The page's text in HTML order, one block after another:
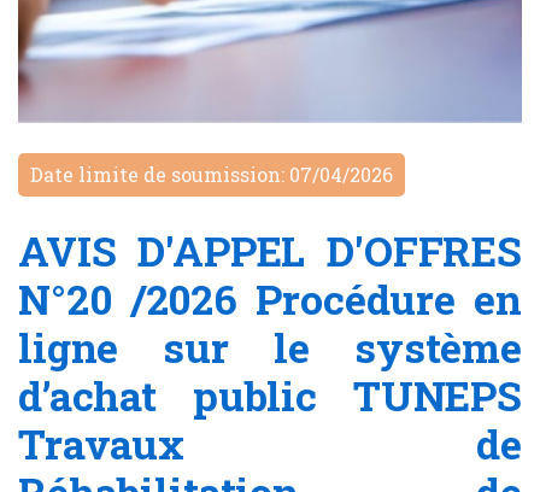
Date limite de soumission: 07/04/2026
AVIS D'APPEL D'OFFRES
N°20 /2026 Procédure en
ligne sur le système
d’achat public TUNEPS
Travaux de